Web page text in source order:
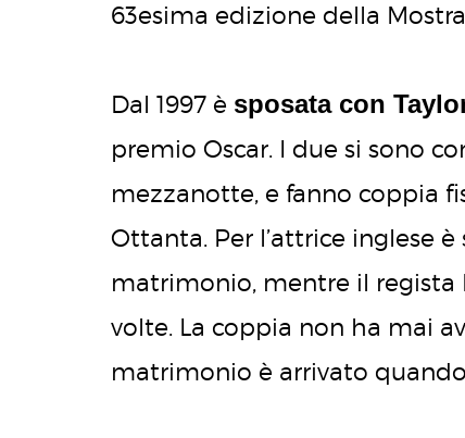
63esima edizione della
Dal 1997 è sposata con
premio Oscar. I due si sono
mezzanotte, e fanno coppia
Ottanta. Per l’attrice inglese
matrimonio, mentre il regista
volte. La coppia non ha mai
matrimonio è arrivato